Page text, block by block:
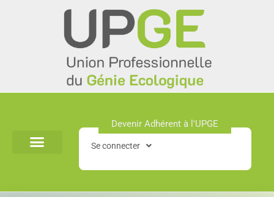
Devenir Adhérent à l'UPGE​
Se connecter